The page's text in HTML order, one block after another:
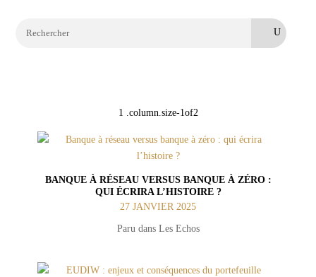
BANQUE À RÉSEAU VERSUS BANQUE À ZÉRO :
QUI ÉCRIRA L’HISTOIRE ?
27 JANVIER 2025
Paru dans Les Echos